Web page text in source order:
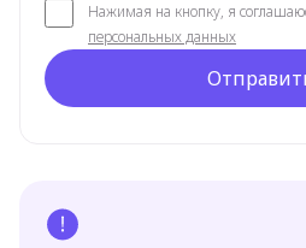
Нажимая на кнопку, я
персональных данных